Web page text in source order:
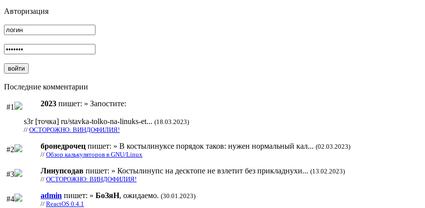
Авторизация
Последние комментарии
#1 2023 пишет: » Запостите:
s3r [точка] ru/stavka-tolko-na-linuks-et... (18.03.2023)
// ОСТОРОЖНО: ВИНДОФИЛИЯ!
#2 бронедрочец пишет: » В костылинуксе порядок таков: нужен нормальный кал... (02.03.2023)
// Обзор калькуляторов в GNU/Linux
#3 Линупсодав пишет: » Костылинупс на десктопе не взлетит без прикладнухи... (13.02.2023)
// ОСТОРОЖНО: ВИНДОФИЛИЯ!
#4 admin пишет: » БоЗяН, ожидаемо. (30.01.2023)
// ReactOS 0.4.1